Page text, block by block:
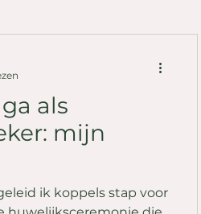
als
mijn
ik koppels stap voor